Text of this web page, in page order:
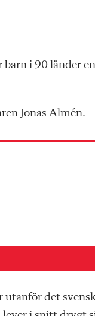
barn i 90 länder en
Jonas Almén.
cupen i England.
utanför det